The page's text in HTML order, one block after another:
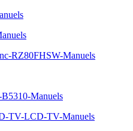
RZ80FHSW-Manuels
Manuels
TV-LCD-TV-Manuels